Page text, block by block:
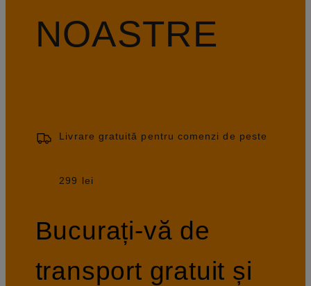
NOASTRE
Livrare gratuită pentru comenzi de peste
299 lei
Bucurați-vă de
transport gratuit și